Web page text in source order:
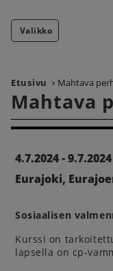
Valikko
Etusivu Mahtava
Mahtava
4.7.2024 - 9.7.2024
Eurajoki,
Sosiaalisen
Kurssi on
lapsella on cp-